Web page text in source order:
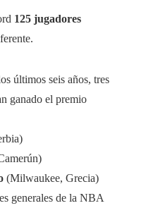
125 jugadores
últimos seis años, tres
ganado el premio
(Milwaukee, Grecia)
generales de la NBA